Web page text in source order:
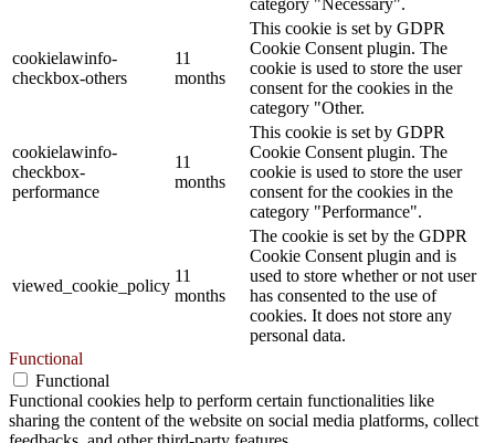
cookielawinfo-
checkbox-others
11
months
This cookie is set by GDPR
Cookie Consent plugin. The
cookie is used to store the user
consent for the cookies in the
category "Other.
cookielawinfo-
checkbox-
performance
11
months
This cookie is set by GDPR
Cookie Consent plugin. The
cookie is used to store the user
consent for the cookies in the
category "Performance".
viewed_cookie_policy
11
months
The cookie is set by the GDPR
Cookie Consent plugin and is
used to store whether or not user
has consented to the use of
cookies. It does not store any
personal data.
Functional
Functional
Functional cookies help to perform certain functionalities like
sharing the content of the website on social media platforms, collect